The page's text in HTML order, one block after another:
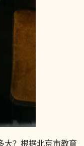
大？根据北京市教育